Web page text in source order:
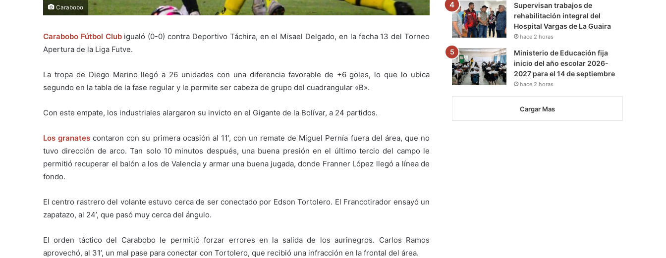
Carabobo
Carabobo Fútbol Clubigualó (0-0) contra Deportivo Táchira, en el Misael Delgado, en la fecha 13 del Torneo
Apertura de la Liga Futve.
La tropa de Diego Merino llegó a 26 unidades con una diferencia favorable de +6 goles, lo que lo ubica
segundo en la tabla de la fase regular y le permite ser cabeza de grupo del cuadrangular «B».
Con este empate, los industriales alargaron su invicto en el Gigante de la Bolívar, a 24 partidos.
Los granates contaron con su primera ocasión al 11’, con un remate de Miguel Pernía fuera del área, que no
tuvo dirección de arco. Tan solo 10 minutos después, una buena presión en el último tercio del campo le
permitió recuperar el balón a los de Valencia y armar una buena jugada, donde Franner López llegó a línea de
fondo.
El centro rastrero del volante estuvo cerca de ser conectado por Edson Tortolero. El Francotirador ensayó un
zapatazo, al 24’, que pasó muy cerca del ángulo.
El orden táctico del Carabobo le permitió forzar errores en la salida de los aurinegros. Carlos Ramos
aprovechó, al 31’, un mal pase para conectar con Tortolero, que recibió una infracción en la frontal del área.
Supervisan trabajos de
rehabilitación integral del
Hospital Vargas de La Guaira
hace 2 horas
Ministerio de Educación fija
inicio del año escolar 2026-
2027 para el 14 de septiembre
hace 2 horas
Cargar Mas